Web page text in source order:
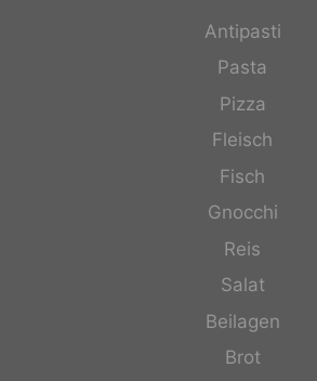
Antipasti
Pasta
Pizza
Fleisch
Fisch
Gnocchi
Reis
Salat
Beilagen
Brot